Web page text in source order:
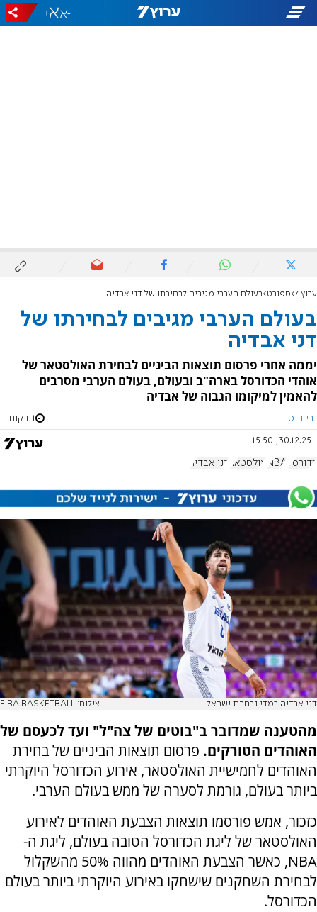
-
+
ערוץ 7 ספורט בעולם הערבי מגיבים לבחירתו של דני אבדיה
בעולם הערבי מגיבים לבחירתו של
דני אבדיה
יממה אחרי פרסום תוצאות הביניים לבחירת האולסטאר של
אוהדי הכדורסל בארה"ב ובעולם, בעולם הערבי מסרבים
להאמין למיקומו הגבוה של אבדיה
נרי וייס 1 דקות
30.12.25, 15:50
כדורסל NBA אולסטאר דני אבדיה
דני אבדיה במדי נבחרת ישראל צילום: FIBA.BASKETBALL
מהטענה שמדובר ב"בוטים של צה"ל" ועד לכעסם של
האוהדים הטורקים. פרסום תוצאות הביניים של בחירת
האוהדים לחמישיית האולסטאר, אירוע הכדורסל היוקרתי
ביותר בעולם, גורמת לסערה של ממש בעולם הערבי.
כזכור, אמש פורסמו תוצאות הצבעת האוהדים לאירוע
האולסטאר של ליגת הכדורסל הטובה בעולם, ליגת ה-
NBA, כאשר הצבעת האוהדים מהווה 50% מהשקלול
לבחירת השחקנים שישחקו באירוע היוקרתי ביותר בעולם
הכדורסל.